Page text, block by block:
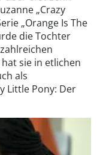
„Crazy
„Orange Is The
die Tochter
sie in etlichen
als
Little Pony: Der